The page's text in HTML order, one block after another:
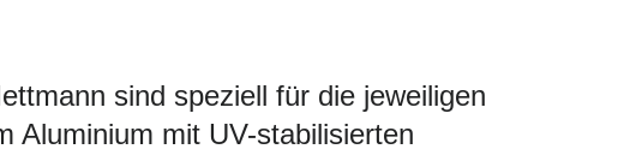
sind speziell für die jeweiligen
Aluminium mit UV-stabilisierten